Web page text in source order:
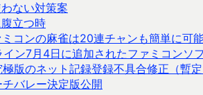
ない対策案
立つ時
コンの麻雀は20連チャンも簡単に可
ン7月4日に追加されたファミコンソ
版のネット記録登録不具合修正（暫定
バレー決定版公開